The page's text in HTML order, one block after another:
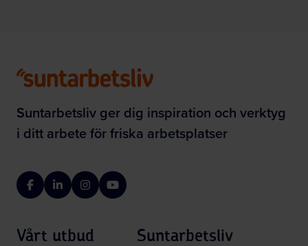
Suntarbetsliv ger dig inspiration och verktyg
i ditt arbete för friska arbetsplatser
FacebookLinkedInInstagramYouTube
Vårt utbud Suntarbetsliv